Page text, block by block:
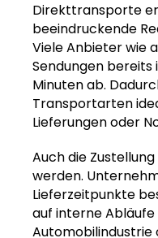
Direkttransporte
beeindruckende
Viele Anbieter wie
Sendungen bereits
Minuten ab.
Transportarten
Lieferungen oder
Auch die
werden.
Lieferzeitpunkte
auf interne Abläufe
Automobilindustrie